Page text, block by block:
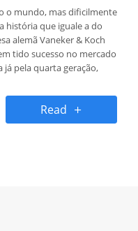
o mundo, mas dificilmente
história que iguale a do
alemã Vaneker & Koch
tido sucesso no mercado
já pela quarta geração,
do atual Diretor
clientes em toda
Read